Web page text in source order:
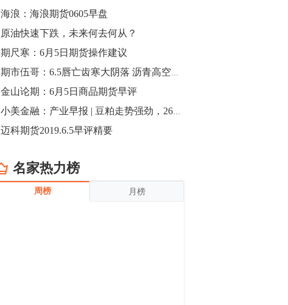
14:20
方正有色研究团队：高度重视贵金属的阶
段性机会。自年初以来沪金上涨16.93%，
立涨势，白银将开启补涨，且涨幅超过黄
金，金银比有望高位回归。
13:55
豆二期货主力合约涨停，涨幅达3.98%，报
CBOT大豆期货市场上涨，11月期约收高
影响，夜盘连粕高位窄幅震荡，建议短线
操作为主。 ...
13:54
8月5日消息，内外盘贵金属强劲走升，沪
金主力合约涨停，涨幅3.99%，报334.00
海浪：海浪期货0605早盘
原油快速下跌，未来何去何从？
期尺寒：6月5日期货操作建议
期市伍哥：6.5唇亡齿寒大阴落 沥青高空螺纹多
金山论期：6月5日商品期货早评
小美金融：产业早报 | 豆粕走势强劲，26大品种策略早知道
迈科期货2019.6.5早评精要
名家热力榜
周榜 月榜